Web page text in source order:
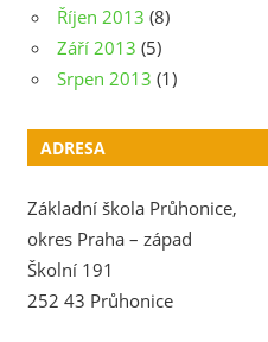
Říjen 2013 (8)
Září 2013 (5)
Srpen 2013 (1)
ADRESA
Základní škola Průhonice,
okres Praha – západ
Školní 191
252 43 Průhonice